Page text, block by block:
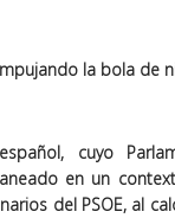
la bola de
cuyo
en un
del PSOE, al